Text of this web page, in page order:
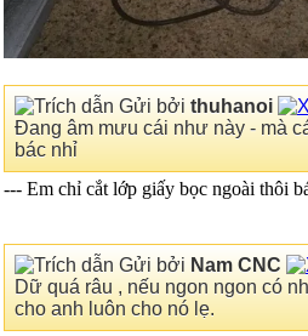
Gửi bởi thuhanoi
Đang âm mưu cái như này - mà
bác nhỉ
--- Em chỉ cắt lớp giấy bọc ngoài thôi
Gửi bởi Nam CNC
Dữ quá râu , nếu ngon ngon có
cho anh luôn cho nó lẹ.